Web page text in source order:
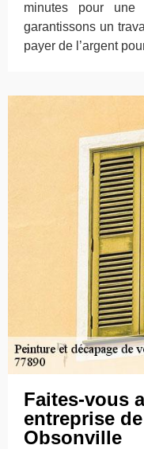
minutes pour une
garantissons un
payer de l’argent
Faites-vous
entreprise
Obsonville